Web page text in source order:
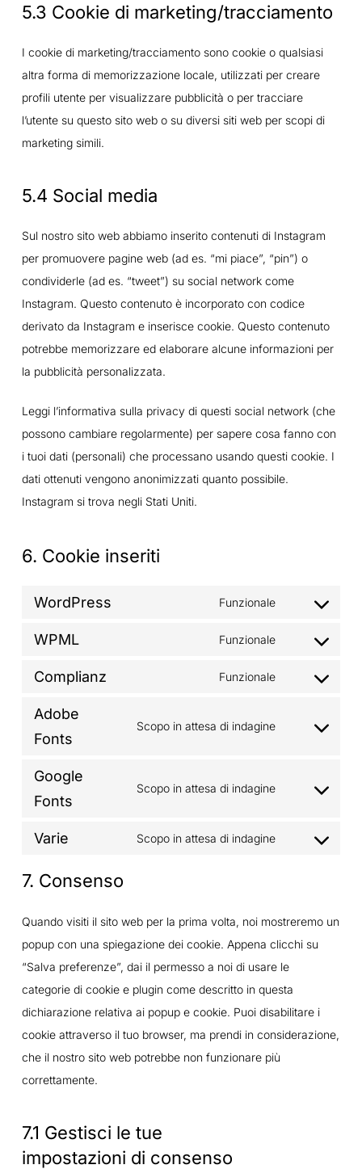
5.3 Cookie di marketing/tracciamento
I cookie di marketing/tracciamento sono cookie o qualsiasi
altra forma di memorizzazione locale, utilizzati per creare
profili utente per visualizzare pubblicità o per tracciare
l’utente su questo sito web o su diversi siti web per scopi di
marketing simili.
5.4 Social media
Sul nostro sito web abbiamo inserito contenuti di Instagram
per promuovere pagine web (ad es. “mi piace”, “pin”) o
condividerle (ad es. “tweet”) su social network come
Instagram. Questo contenuto è incorporato con codice
derivato da Instagram e inserisce cookie. Questo contenuto
potrebbe memorizzare ed elaborare alcune informazioni per
la pubblicità personalizzata.
Leggi l’informativa sulla privacy di questi social network (che
possono cambiare regolarmente) per sapere cosa fanno con
i tuoi dati (personali) che processano usando questi cookie. I
dati ottenuti vengono anonimizzati quanto possibile.
Instagram si trova negli Stati Uniti.
6. Cookie inseriti
WordPress Funzionale
Consent
wordpress
WPML Funzionale
Consent
Complianz Funzionale
Consent
service
Adobe
Fonts
Scopo in attesa di indagine
Consent
Google
Fonts
Scopo in attesa di indagine
Consent
service
Varie Scopo in attesa di indagine
Consent
varie
7. Consenso
Quando visiti il sito web per la prima volta, noi mostreremo un
popup con una spiegazione dei cookie. Appena clicchi su
“Salva preferenze”, dai il permesso a noi di usare le
categorie di cookie e plugin come descritto in questa
dichiarazione relativa ai popup e cookie. Puoi disabilitare i
cookie attraverso il tuo browser, ma prendi in considerazione,
che il nostro sito web potrebbe non funzionare più
correttamente.
7.1 Gestisci le tue
impostazioni di consenso